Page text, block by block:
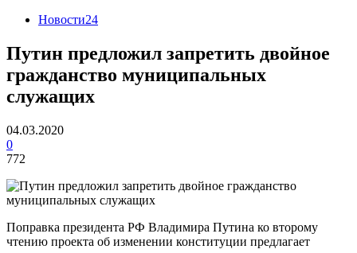
Новости24
Путин предложил запретить двойное
гражданство муниципальных
служащих
04.03.2020
0
772
Поправка президента РФ Владимира Путина ко второму
чтению проекта об изменении конституции предлагает